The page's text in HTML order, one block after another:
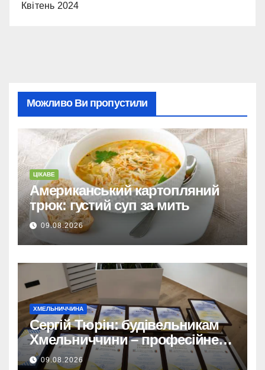
Квітень 2024
Можливо Ви пропустили
ЦІКАВЕ
Американський картопляний
трюк: густий суп за мить
09.08.2026
ХМЕЛЬНИЧЧИНА
Сергій Тюрін: будівельникам
Хмельниччини – професійне
свято та державні відзнаки.
09.08.2026